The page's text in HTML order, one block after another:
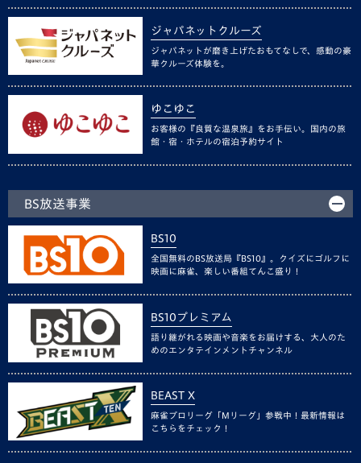
ジャパネットクルーズ
ジャパネットが磨き上げたおもてなしで、感動の豪
華クルーズ体験を。
ゆこゆこ
お客様の『良質な温泉旅』をお手伝い。国内の旅
館・宿・ホテルの宿泊予約サイト
BS放送事業
BS10
全国無料のBS放送局『BS10』。クイズにゴルフに
映画に麻雀、楽しい番組てんこ盛り！
BS10プレミアム
語り継がれる映画や音楽をお届けする、大人のた
めのエンタテインメントチャンネル
BEAST X
麻雀プロリーグ「Mリーグ」参戦中！最新情報は
こちらをチェック！